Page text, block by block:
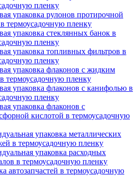
пленку
упаковка рулонов протирочной
термоусадочную пленку
упаковка стеклянных банок в
пленку
упаковка топливных фильтров в
пленку
упаковка флаконов с жидким
термоусадочную пленку
упаковка флаконов с канифолью в
пленку
упаковка флаконов с
кислотой в термоусадочную
упаковка металлических
в термоусадочную пленку
упаковка расходных
в термоусадочную пленку
автозапчастей в термоусадочную